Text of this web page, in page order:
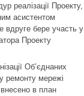
реалізації Проекту,
асистентом
вдруге бере участь у
Проекту
Об’єднаних
ремонту мережі
внесено в план